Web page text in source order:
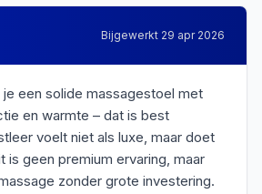
Bijgewerkt 29 apr 2026
je een solide massagestoel met
en warmte – dat is best
voelt niet als luxe, maar doet
is geen premium ervaring, maar
zonder grote investering.